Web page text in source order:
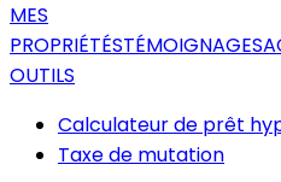
MES
PROPRIÉTÉSTÉMOIGNAGES
OUTILS
Calculateur de prêt
Taxe de mutation